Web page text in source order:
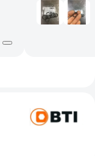
родных
дорогие.